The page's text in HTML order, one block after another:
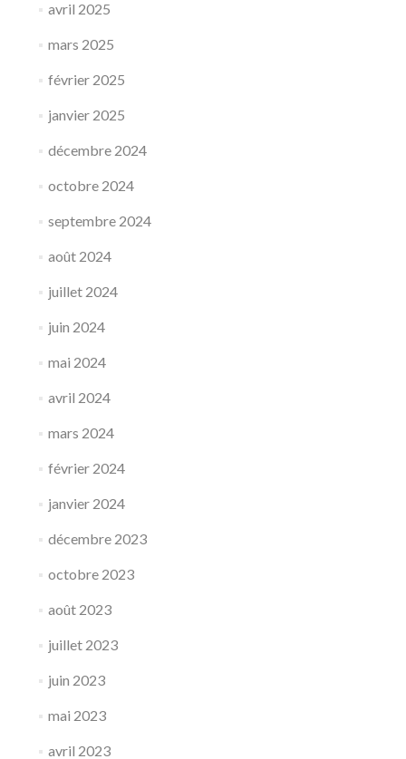
avril 2025
mars 2025
février 2025
janvier 2025
décembre 2024
octobre 2024
septembre 2024
août 2024
juillet 2024
juin 2024
mai 2024
avril 2024
mars 2024
février 2024
janvier 2024
décembre 2023
octobre 2023
août 2023
juillet 2023
juin 2023
mai 2023
avril 2023